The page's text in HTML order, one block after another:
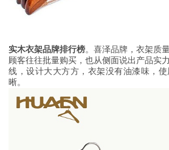
实木衣架品牌排行榜。喜泽品牌，衣架质
顾客往往批量购买，也从侧面说出产品实
线，设计大大方方，衣架没有油漆味，
晰。